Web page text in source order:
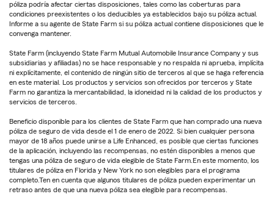
póliza podría afectar ciertas disposiciones, tales como las coberturas para
condiciones preexistentes o los deducibles ya establecidos bajo su póliza actual.
Informe a su agente de State Farm si su póliza actual contiene disposiciones que le
convenga mantener.
State Farm (incluyendo State Farm Mutual Automobile Insurance Company y sus
subsidiarias y afiliadas) no se hace responsable y no respalda ni aprueba, implícita
ni explícitamente, el contenido de ningún sitio de terceros al que se haga referencia
en este material. Los productos y servicios son ofrecidos por terceros y State
Farm no garantiza la mercantabilidad, la idoneidad ni la calidad de los productos y
servicios de terceros.
Beneficio disponible para los clientes de State Farm que han comprado una nueva
póliza de seguro de vida desde el 1 de enero de 2022. Si bien cualquier persona
mayor de 18 años puede unirse a Life Enhanced, es posible que ciertas funciones
de la aplicación, incluyendo las recompensas, no estén disponibles a menos que
tengas una póliza de seguro de vida elegible de State Farm.En este momento, los
titulares de póliza en Florida y New York no son elegibles para el programa
completo.Ten en cuenta que algunos titulares de póliza pueden experimentar un
retraso antes de que una nueva póliza sea elegible para recompensas.